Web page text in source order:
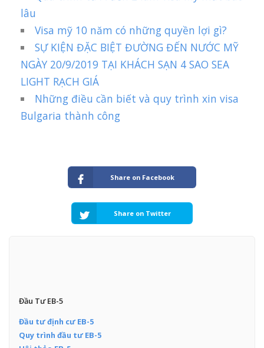
lâu
Visa mỹ 10 năm có những quyền lợi gì?
SỰ KIỆN ĐẶC BIỆT ĐƯỜNG ĐẾN NƯỚC MỸ
NGÀY 20/9/2019 TẠI KHÁCH SẠN 4 SAO SEA
LIGHT RẠCH GIÁ
Những điều cần biết và quy trình xin visa
Bulgaria thành công
Share on Facebook
Share on Twitter
Đầu Tư EB-5
Đầu tư định cư EB-5
Quy trình đầu tư EB-5